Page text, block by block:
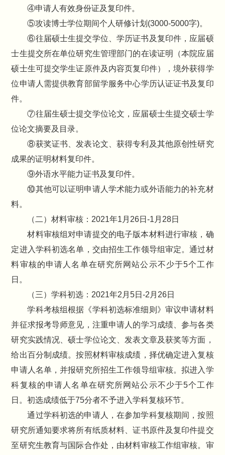
④申请人有效身份证及复印件。
⑤攻读博士学位期间个人研修计划(3000-5000字)。
⑥往届硕士生提交学位、学历证书及复印件，应届硕
士生提交所在单位研究生管理部门的在读证明（本院应届
硕士生可提交学生证原件及内容页复印件），境外获得学
位申请人需提供教育部留学服务中心学历认证证书及复印
件。
⑦往届生硕士提交学位论文，应届硕士生提交硕士学
位论文摘要及目录。
⑧获奖证书、发表论文、获得专利及其他原创性研究
成果的证明材料复印件。
⑨外语水平能力证书及复印件。
⑩其他可以证明申请人学术能力或外语能力的补充材
料。
（二）材料审核：2021年1月26日-1月28日
材料审核组对申请提交的电子版本材料进行审核，确
定进入学科初选名单，交由招生工作领导组审定。通过材
料审核的申请人名单在研究所网站公示不少于5个工作
日。
（三）学科初选：2021年2月5日-2月26日
学科考核组根据《学科初选标准细则》审议申请材料
并征求报考导师意见，注重申请人的学习成绩、参与各类
研究实践情况、硕士学位论文、发表文章及获奖等方面，
给出百分制成绩。按照材料审核成绩，择优确定进入复核
申请人名单，并报研究所招生工作领导组审核。拟进入学
科复核的申请人名单在研究所网站公示不少于5个工作
日。初选成绩低于75分者不予进入学科复核环节。
通过学科初选的申请人，在参加学科复核期间，按照
研究所通知要求将所有纸质材料、证书原件及复印件提交
至研究生教育与国际合作处，由材料审核工作组审核。审